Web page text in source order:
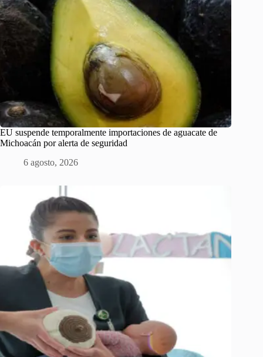
EU suspende temporalmente importaciones de aguacate de
Michoacán por alerta de seguridad
6 agosto, 2026